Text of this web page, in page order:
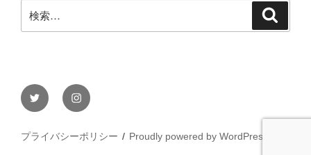
索:
Twitter Instagram
プライバシーポリシー Proudly powered by WordPress